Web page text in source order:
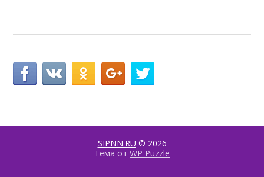
SIPNN.RU © 2026
Тема от WP Puzzle